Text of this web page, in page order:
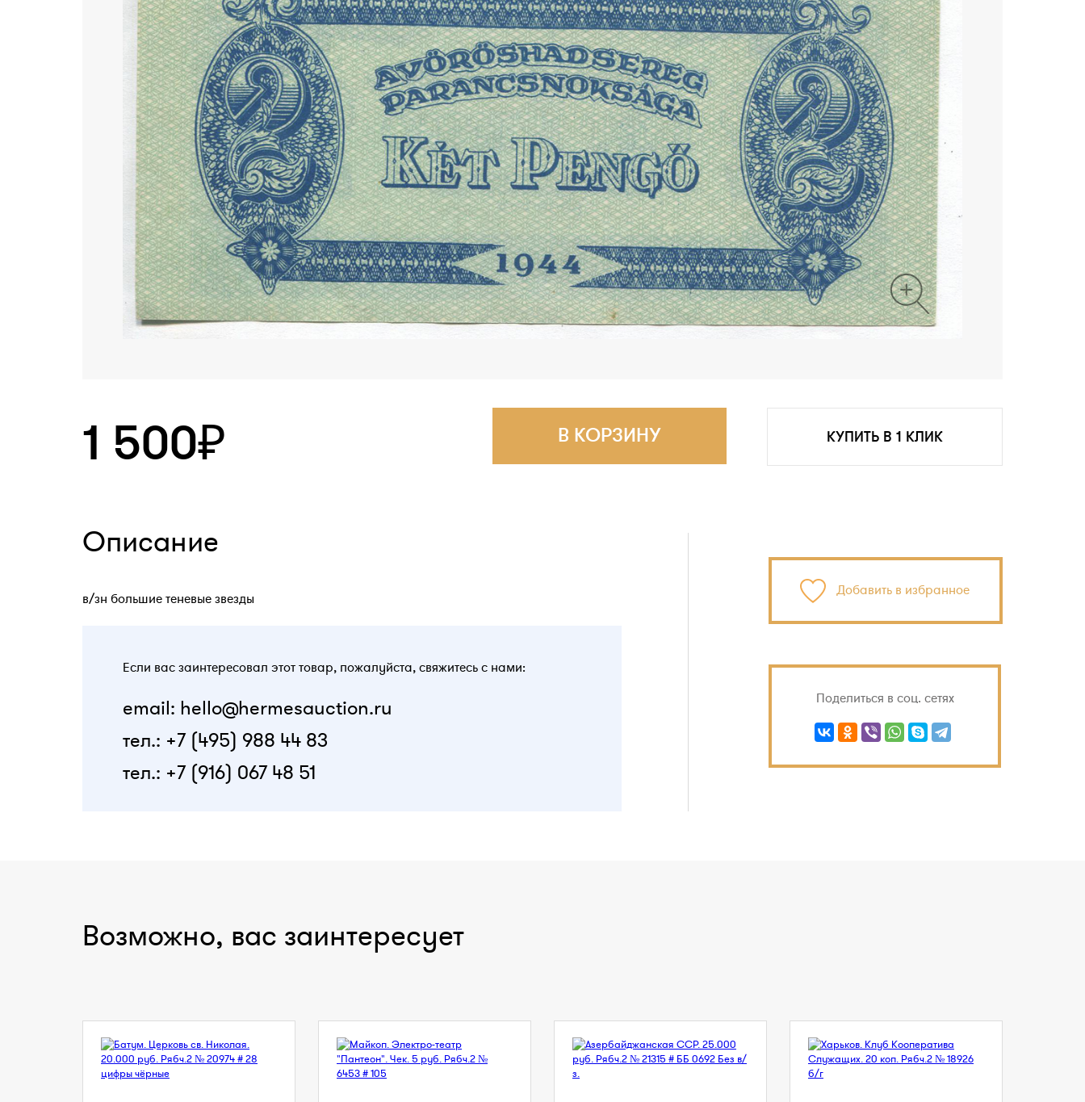
1 500₽ КУПИТЬ В 1 КЛИК
В КОРЗИНУ
Описание
в/зн большие теневые звезды
Если вас заинтересовал этот товар, пожалуйста, свяжитесь с нами:
email: hello@hermesauction.ru
тел.: +7 (495) 988 44 83
тел.: +7 (916) 067 48 51
Добавить в избранное
Поделиться в соц. сетях
Возможно, вас заинтересует